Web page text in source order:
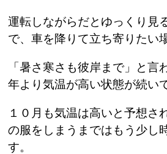
運転しながらだとゆっくり見
で、車を降りて立ち寄りたい
「暑さ寒さも彼岸まで」と言
年より気温が高い状態が続い
１０月も気温は高いと予想さ
の服をしまうまではもう少し
す。